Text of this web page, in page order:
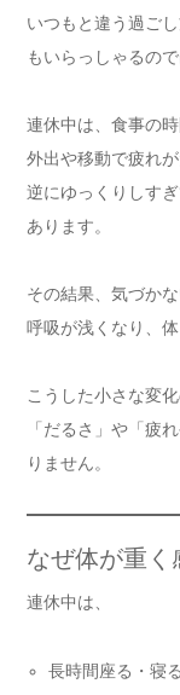
いつもと違う過ご
もいらっしゃるの
連休中は、食事の
外出や移動で疲れが
逆にゆっくりしす
あります。
その結果、気づか
呼吸が浅くなり、
こうした小さな変化
「だるさ」や「疲
りません。
なぜ体が重く
連休中は、
長時間座る・寝